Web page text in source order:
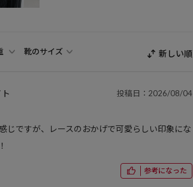
靴のサイズ 新しい順
投稿日：2026/08/04
じですが、レースのおかげで可愛らしい印象にな
参考になった